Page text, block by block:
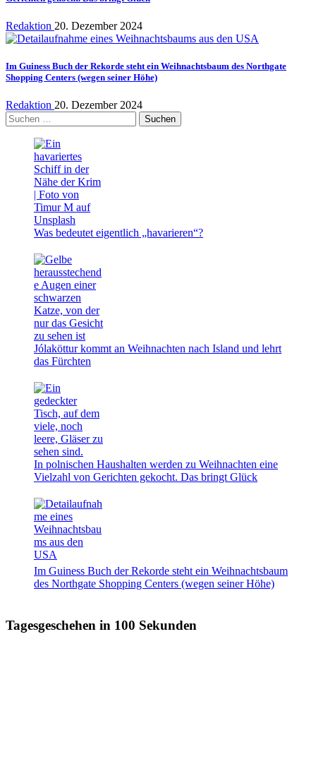
Redaktion 20. Dezember 2024
Im Guiness Buch der Rekorde steht ein Weihnachtsbaum des Northgate
Shopping Centers (wegen seiner Höhe)
Redaktion 20. Dezember 2024
Suchen
nach:
Was bedeutet eigentlich „havarieren“?
Jólaköttur kommt an Weihnachten nach Island und lehrt
das Fürchten
In polnischen Haushalten werden zu Weihnachten eine
Vielzahl von Gerichten gekocht. Das bringt Glück
Im Guiness Buch der Rekorde steht ein Weihnachtsbaum
des Northgate Shopping Centers (wegen seiner Höhe)
Tagesgeschehen in 100 Sekunden